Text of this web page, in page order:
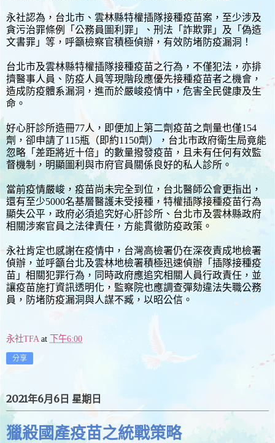
永社認為，台北市、雲林縣特權插隊接種疫苗案，至少涉及
貪污治罪條例「公務員圖利罪」、刑法「詐欺罪」及「偽造
文書罪」等，呼籲檢察官積極偵辦，有效防堵防疫漏洞！
台北市及雲林縣特權插隊接種疫苗之行為，不僅犯法，亦排
擠醫事人員、防疫人員等現階段應優先接種疫苗者之機會，
造成防疫體系漏洞，進而於嚴峻疫情中，危害全民健康及生
命。
好心肝診所造冊77人，即便加上第二劑疫苗之劑量也僅154
劑，卻申請了115瓶（即約1150劑），台北市政府衛生局竟能
忽略「差距將近十倍」的數量撥發疫苗，且未有任何有效監
督機制，明顯圖利與市府官員關係良好的私人診所。
當前疫情嚴峻，疫苗尚未完全到位，台北醫師公會更指出，
還有至少5000名基層醫護未受接種，特權插隊接種疫苗行為
顯失公平，政府必須追究好心肝診所、台北市及雲林縣政府
相關涉案官員之法律責任，方能貫徹防疫政策。
永社肯定也感謝在疫情中，台灣高檢署仍在深夜責成地檢署
偵辦，並呼籲台北及雲林地檢署積極迅速偵辦「插隊接種疫
苗」相關犯罪行為，同時政府應追究相關人員行政責任，並
讓疫苗施打資訊透明化，監察院也應調查彈劾違法失職公務
員，防堵防疫漏洞與人謀不臧，以昭公信。
永社TFA at 下午6:00
分享
2021年6月6日 星期日
獵殺國產疫苗之統戰策略